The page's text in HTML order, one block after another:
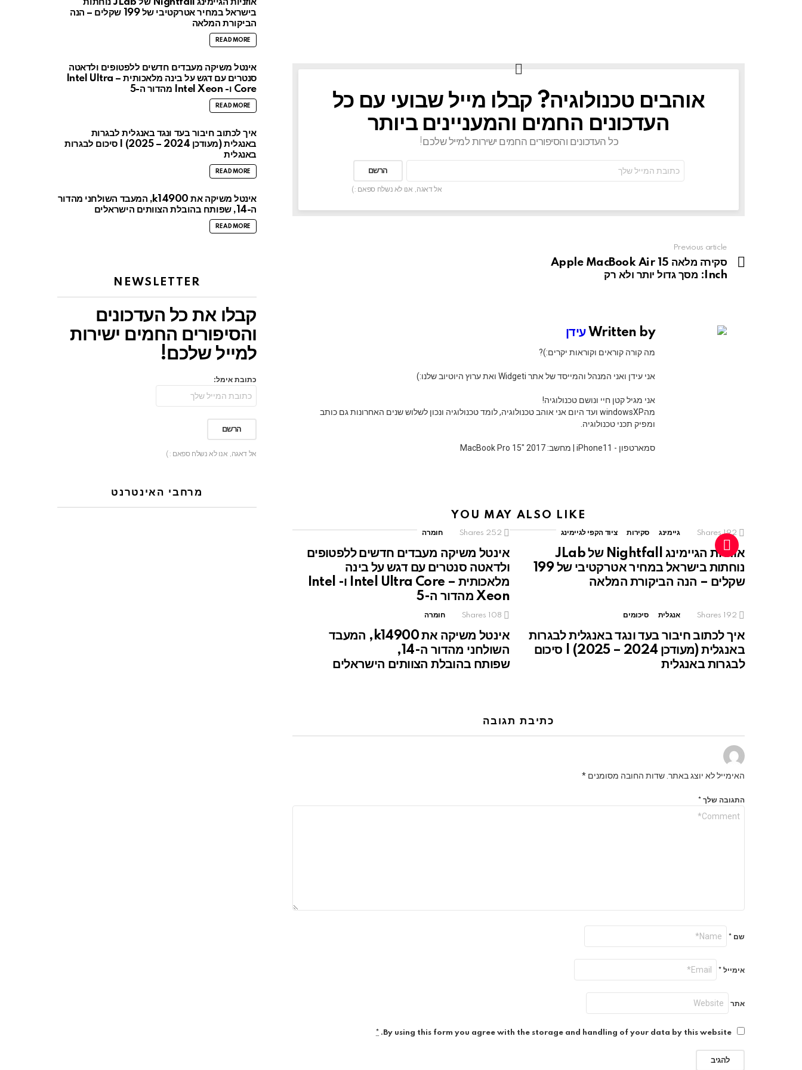
NEWSLETTER
אוהבים טכנולוגיה? קבלו מייל שבועי עם כל
העדכונים החמים והמעניינים ביותר
כל העדכונים והסיפורים החמים ישירות למייל שלכם!
אימל:
אל דאגה, אנו לא נשלח ספאם :)
more
Previous article
סקירה מלאה Apple MacBook Air 15
Inch: מסך גדול יותר ולא רק
Written by עידן
מה קורה קוראים וקוראות יקרים:)?
אני עידן ואני המנהל והמייסד של אתר Widgeti ואת ערוץ היוטיוב שלנו:)
אני מגיל קטן חיי ונושם טכנולוגיה!
מהwindowsXP ועד היום אני אוהב טכנולוגיה, לומד טכנולוגיה ונכון לשלוש שנים האחרונות גם כותב
ומפיק תכני טכנולוגיה.
סמארטפון - iPhone11 | מחשב: MacBook Pro 15" 2017
YOU MAY ALSO LIKE
192
Shares גיימינג סקירות ציוד הקפי לגיימינג
אוזניות הגיימינג Nightfall של JLab
נוחתות בישראל במחיר אטרקטיבי של 199
שקלים – הנה הביקורת המלאה
252
Shares חומרה
אינטל משיקה מעבדים חדשים ללפטופים
ולדאטה סנטרים עם דגש על בינה
מלאכותית – Intel Ultra Core ו- Intel
Xeon מהדור ה-5
192
Shares אנגלית סיכומים
איך לכתוב חיבור בעד ונגד באנגלית לבגרות
באנגלית (מעודכן 2024 – 2025) | סיכום
לבגרות באנגלית
108
Shares חומרה
אינטל משיקה את k14900, המעבד
השולחני מהדור ה-14,
שפותח בהובלת הצוותים הישראלים
כתיבת תגובה
האימייל לא יוצג באתר. שדות החובה מסומנים *
התגובה שלך *
שם *
אימייל *
אתר
By using this form you agree with the storage and handling of your data by this website.
*
אוזניות הגיימינג Nightfall של JLab נוחתות
בישראל במחיר אטרקטיבי של 199 שקלים – הנה
הביקורת המלאה
READ MORE
אינטל משיקה מעבדים חדשים ללפטופים ולדאטה
סנטרים עם דגש על בינה מלאכותית – Intel Ultra
Core ו- Intel Xeon מהדור ה-5
READ MORE
איך לכתוב חיבור בעד ונגד באנגלית לבגרות
באנגלית (מעודכן 2024 – 2025) | סיכום לבגרות
באנגלית
READ MORE
אינטל משיקה את k14900, המעבד השולחני מהדור
ה-14, שפותח בהובלת הצוותים הישראלים
READ MORE
NEWSLETTER
קבלו את כל העדכונים
והסיפורים החמים ישירות
למייל שלכם!
כתובת אימל:
אל דאגה, אנו לא נשלח ספאם :)
מרחבי האינטרנט